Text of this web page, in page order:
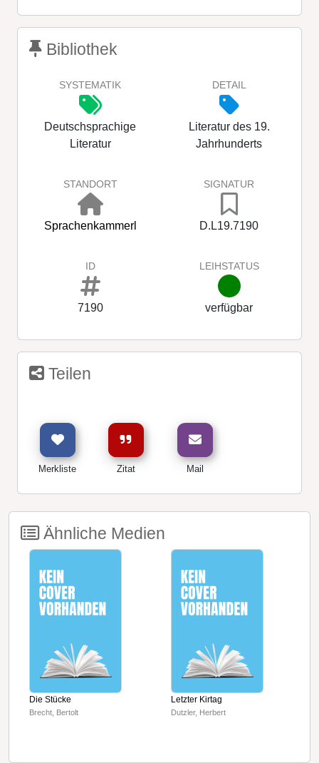
Bibliothek
SYSTEMATIK
Deutschsprachige
Literatur
DETAIL
Literatur des 19.
Jahrhunderts
STANDORT
Sprachenkammerl
SIGNATUR
D.L19.7190
ID
7190
LEIHSTATUS
verfügbar
Teilen
Merkliste Zitat Mail
Ähnliche Medien
Die Stücke
Brecht, Bertolt
Letzter Kirtag
Dutzler, Herbert